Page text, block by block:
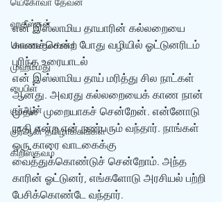
ஹதீஸ்கள்
Uncategorized
முஹம்மது
பைபிள்
குர்‍ஆன்
குர்‍ஆன் தமிழாக்கங்கள்
கிறிஸ்தவம்
என் இஸ்லாமிய தாயாரின் கல்லறையை
காணச்சென்ற போது வழியில் ஓட்டுனரிடம்
புரிந்த உரையாடல்
என் இஸ்லாமிய தாய் மரித்து சில நாட்கள்
ஆனது. அவரது கல்லறையைக் காண நான்
முதல்  முறையாகச் சென்றேன். என்னோடு
ராதி என்ற என் நண்பரும் வந்தார். நாங்கள்
ஒரு காரை வாடகைக்கு
வைத்துக்கொண்டுச் சென்றோம். அந்த
காரின் ஓட்டுனர், எங்களோடு அரசியல் பற்றி
பேசிக்கொண்டே வந்தார்.